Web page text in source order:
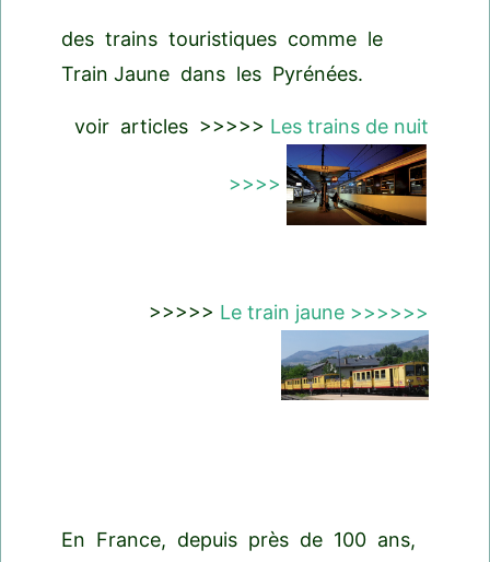
des trains touristiques comme le
Train Jaune dans les Pyrénées.
voir articles >>>>> Les trains de nuit
>>>>
>>>>> Le train jaune >>>>>>
En France, depuis près de 100 ans,